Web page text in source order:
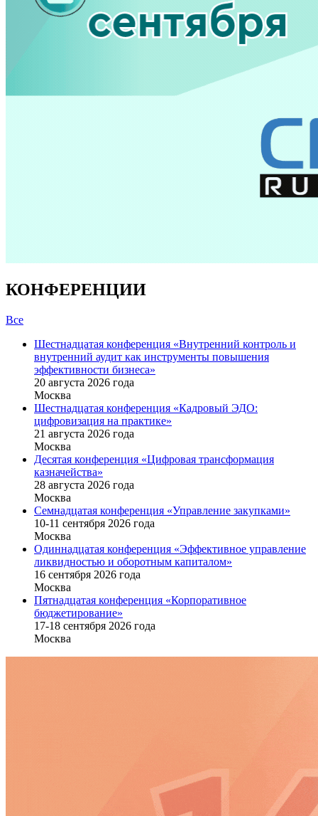
КОНФЕРЕНЦИИ
Все
Шестнадцатая конференция «Внутренний контроль и
внутренний аудит как инструменты повышения
эффективности бизнеса»
20 августа 2026 года
Москва
Шестнадцатая конференция «Кадровый ЭДО:
цифровизация на практике»
21 августа 2026 года
Москва
Десятая конференция «Цифровая трансформация
казначейства»
28 августа 2026 года
Москва
Семнадцатая конференция «Управление закупками»
10-11 сентября 2026 года
Москва
Одиннадцатая конференция «Эффективное управление
ликвидностью и оборотным капиталом»
16 cентября 2026 года
Москва
Пятнадцатая конференция «Корпоративное
бюджетирование»
17-18 сентября 2026 года
Москва